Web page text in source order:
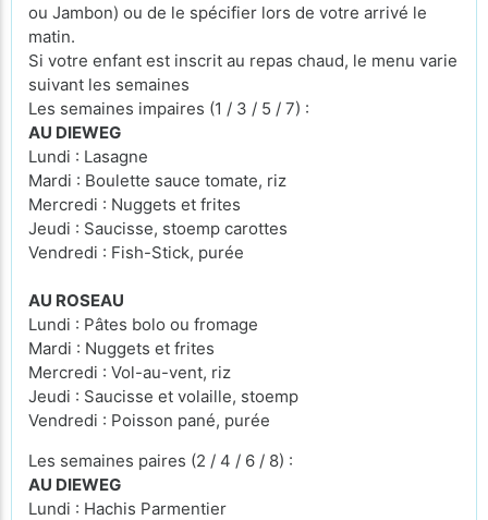
ou Jambon) ou de le spécifier lors de votre arrivé le
matin.
Si votre enfant est inscrit au repas chaud, le menu varie
suivant les semaines
Les semaines impaires (1 / 3 / 5 / 7) :
AU DIEWEG
Lundi : Lasagne
Mardi : Boulette sauce tomate, riz
Mercredi : Nuggets et frites
Jeudi : Saucisse, stoemp carottes
Vendredi : Fish-Stick, purée
AU ROSEAU
Lundi : Pâtes bolo ou fromage
Mardi : Nuggets et frites
Mercredi : Vol-au-vent, riz
Jeudi : Saucisse et volaille, stoemp
Vendredi : Poisson pané, purée
Les semaines paires (2 / 4 / 6 / 8) :
AU DIEWEG
Lundi : Hachis Parmentier